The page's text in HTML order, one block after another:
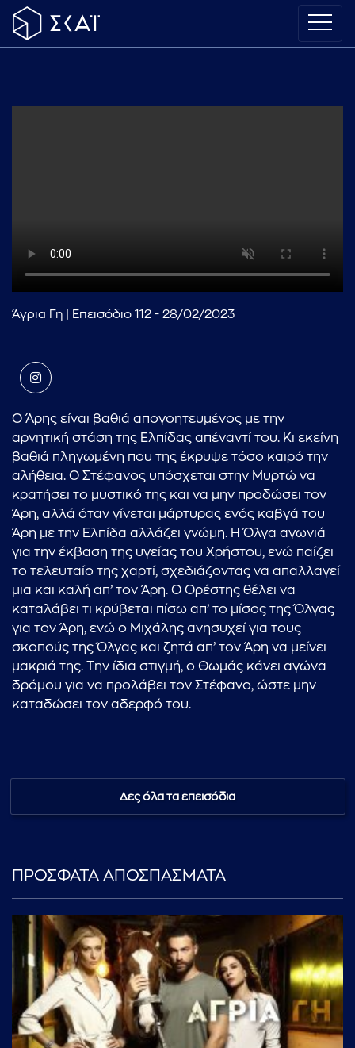
Άγρια Γη | Επεισόδιο 112 - 28/02/2023
Ο Άρης είναι βαθιά απογοητευμένος με την
αρνητική στάση της Ελπίδας απέναντί του. Κι εκείνη
βαθιά πληγωμένη που της έκρυψε τόσο καιρό την
αλήθεια. Ο Στέφανος υπόσχεται στην Μυρτώ να
κρατήσει το μυστικό της και να μην προδώσει τον
Άρη, αλλά όταν γίνεται μάρτυρας ενός καβγά του
Άρη με την Ελπίδα αλλάζει γνώμη. Η Όλγα αγωνιά
για την έκβαση της υγείας του Χρήστου, ενώ παίζει
το τελευταίο της χαρτί, σχεδιάζοντας να απαλλαγεί
μια και καλή απ’ τον Άρη. Ο Ορέστης θέλει να
καταλάβει τι κρύβεται πίσω απ’ το μίσος της Όλγας
για τον Άρη, ενώ ο Μιχάλης ανησυχεί για τους
σκοπούς της Όλγας και ζητά απ’ τον Άρη να μείνει
μακριά της. Την ίδια στιγμή, ο Θωμάς κάνει αγώνα
δρόμου για να προλάβει τον Στέφανο, ώστε μην
καταδώσει τον αδερφό του.
Δες όλα τα επεισόδια
ΠΡΟΣΦΑΤΑ ΑΠΟΣΠΑΣΜΑΤΑ